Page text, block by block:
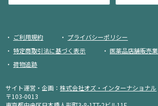
ご利用規約
プライバシーポリシー
特定商取引法に基づく表示
医薬品店舗販売業
荷物追跡
サイト運営・企画：株式会社オズ・インターナショナル
〒103-0013